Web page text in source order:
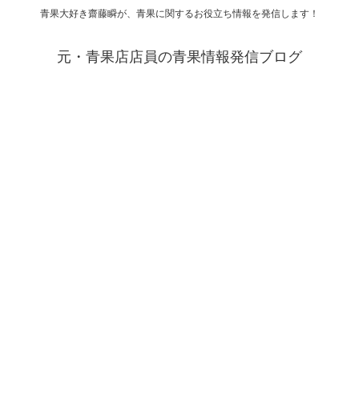
青果大好き齋藤瞬が、青果に関するお役立ち情報を発信します！
元・青果店店員の青果情報発信ブログ